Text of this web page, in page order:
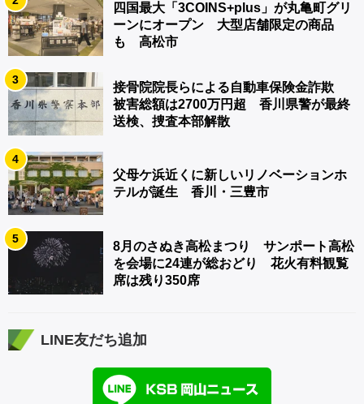
四国最大「3COINS+plus」が丸亀町グリ
ーンにオープン 大型店舗限定の商品
も 高松市
3
接骨院院長らによる自動車保険金詐欺
被害総額は2700万円超 香川県警が最終
送検、捜査本部解散
4
父母ケ浜近くに新しいリノベーションホ
テルが誕生 香川・三豊市
5
8月のさぬき高松まつり サンポート高松
を会場に24連が総おどり 花火有料観覧
席は残り350席
LINE友だち追加